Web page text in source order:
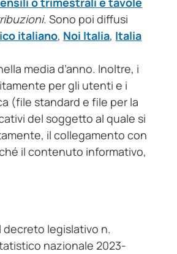
. Sono poi diffusi
italiano, Noi Italia, Italia
media d’anno. Inoltre, i
per gli utenti e i
(file standard e file per la
del soggetto al quale si
il collegamento con
il contenuto informativo,
decreto legislativo n.
nazionale 2023-